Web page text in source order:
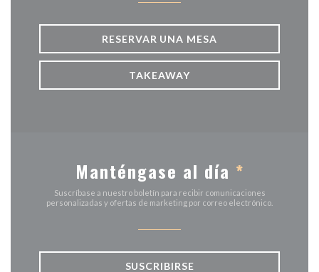
RESERVAR UNA MESA
TAKEAWAY
Manténgase al día *
Suscríbase a nuestro boletín para recibir comunicaciones
personalizadas y ofertas de marketing por correo electrónico.
SUSCRIBIRSE